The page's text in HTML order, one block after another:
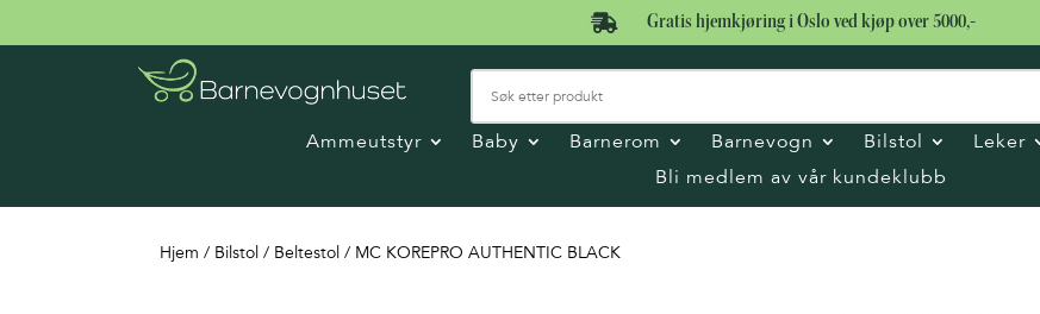
 Gratis hjemkjøring i Oslo ved kjøp over 5000,-
Ammeutstyr Baby Barnerom Barnevogn Bilstol Leker
Bli medlem av vår kundeklubb
Hjem / Bilstol / Beltestol / MC KOREPRO AUTHENTIC BLACK